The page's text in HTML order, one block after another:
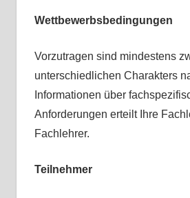
Wettbewerbsbedingungen
Vorzutragen sind mindestens
unterschiedlichen Charakters
Informationen über
Anforderungen erteilt Ihre
Fachlehrer.
Teilnehmer